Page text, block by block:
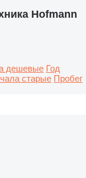
Hofmann
дешевые Год
старые Пробег